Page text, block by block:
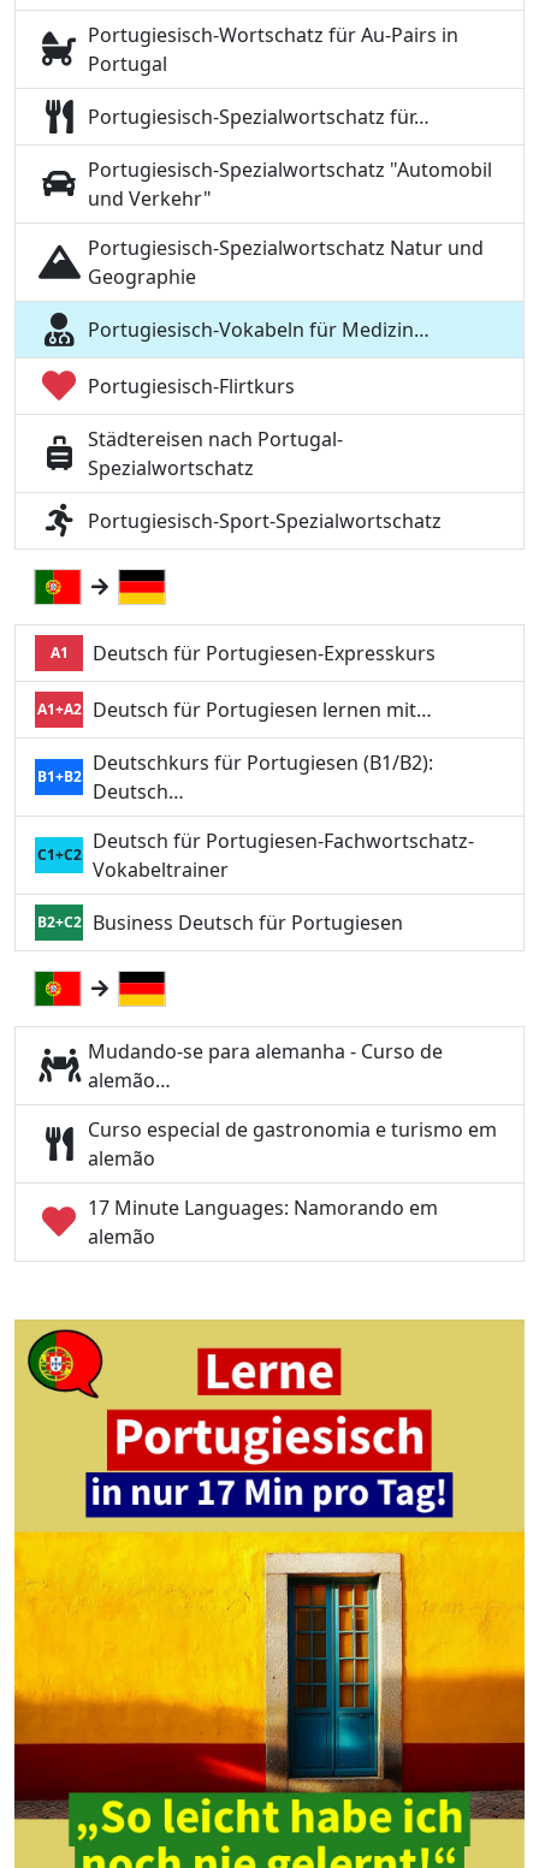
Portugiesisch-Wortschatz für Au-Pairs in
Portugal
Portugiesisch-Spezialwortschatz für…
Portugiesisch-Spezialwortschatz "Automobil
und Verkehr"
Portugiesisch-Spezialwortschatz Natur und
Geographie
Portugiesisch-Vokabeln für Medizin…
Portugiesisch-Flirtkurs
Städtereisen nach Portugal-
Spezialwortschatz
Portugiesisch-Sport-Spezialwortschatz
A1 Deutsch für Portugiesen-Expresskurs
A1+A2 Deutsch für Portugiesen lernen mit…
B1+B2
Deutschkurs für Portugiesen (B1/B2):
Deutsch…
C1+C2
Deutsch für Portugiesen-Fachwortschatz-
Vokabeltrainer
B2+C2 Business Deutsch für Portugiesen
Mudando-se para alemanha - Curso de
alemão…
Curso especial de gastronomia e turismo em
alemão
17 Minute Languages: Namorando em
alemão